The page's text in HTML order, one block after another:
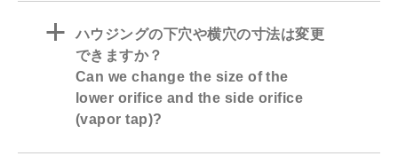
a
ハウジングの下穴や横穴の寸法は変更
できますか？
Can we change the size of the
lower orifice and the side orifice
(vapor tap)?